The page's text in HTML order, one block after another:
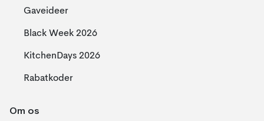
Gaveideer
Black Week 2026
KitchenDays 2026
Rabatkoder
Om os